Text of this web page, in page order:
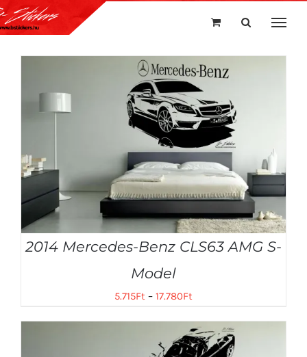
Kihagyás
2014 Mercedes-Benz CLS63 AMG S-
Model
5.715Ft – 17.780Ft